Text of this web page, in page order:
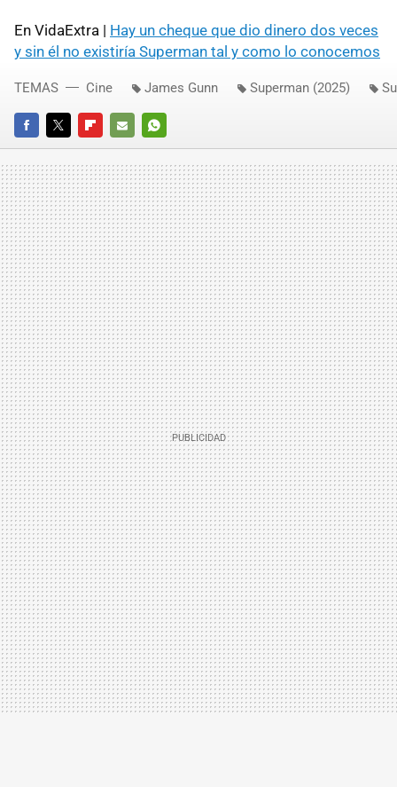
En VidaExtra | Hay un cheque que dio dinero dos veces
y sin él no existiría Superman tal y como lo conocemos
FACEBOOKTWITTERFLIPBOARD
E-
MAIL
WHATSAPP
TEMAS Cine James Gunn Superman (2025)